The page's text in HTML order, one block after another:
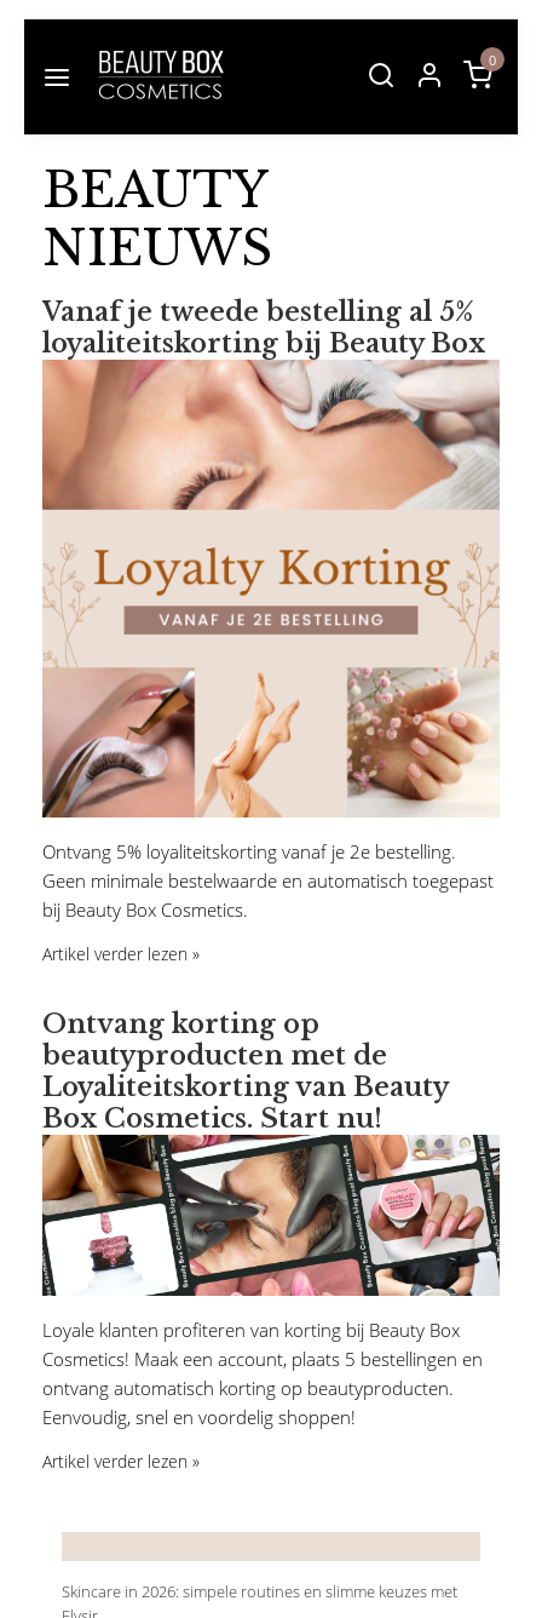
0
BEAUTY
NIEUWS
Vanaf je tweede bestelling al 5%
loyaliteitskorting bij Beauty Box
Ontvang 5% loyaliteitskorting vanaf je 2e bestelling.
Geen minimale bestelwaarde en automatisch toegepast
bij Beauty Box Cosmetics.
Artikel verder lezen »
Ontvang korting op
beautyproducten met de
Loyaliteitskorting van Beauty
Box Cosmetics. Start nu!
Loyale klanten profiteren van korting bij Beauty Box
Cosmetics! Maak een account, plaats 5 bestellingen en
ontvang automatisch korting op beautyproducten.
Eenvoudig, snel en voordelig shoppen!
Artikel verder lezen »
Skincare in 2026: simpele routines en slimme keuzes met